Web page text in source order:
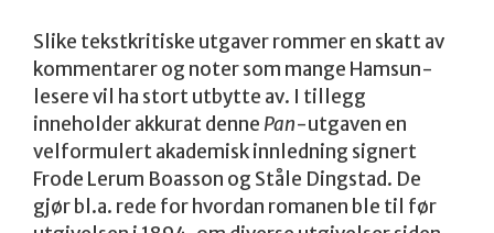
Slike tekstkritiske utgaver rommer en skatt av
kommentarer og noter som mange Hamsun-
lesere vil ha stort utbytte av. I tillegg
inneholder akkurat denne Pan-utgaven en
velformulert akademisk innledning signert
Frode Lerum Boasson og Ståle Dingstad. De
gjør bl.a. rede for hvordan romanen ble til før